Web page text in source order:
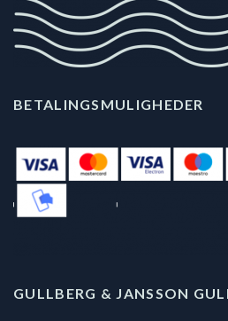
BETALINGSMULIGHEDER
GULLBERG & JANSSON